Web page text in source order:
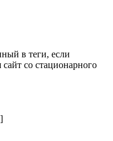
в теги, если
со стационарного